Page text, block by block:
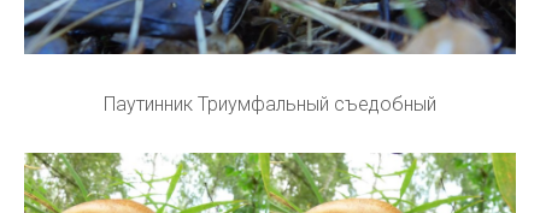
Паутинник Триумфальный съедобный